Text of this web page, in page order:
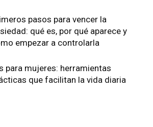
pasos para vencer la
qué es, por qué aparece y
empezar a controlarla
para mujeres: herramientas
que facilitan la vida diaria